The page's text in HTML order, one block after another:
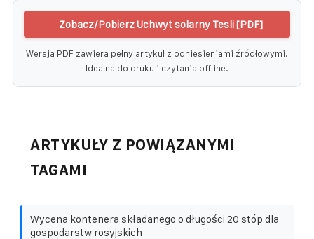
Zobacz/Pobierz Uchwyt solarny Tesli [PDF]
Wersja PDF zawiera pełny artykuł z odniesieniami źródłowymi.
Idealna do druku i czytania offline.
ARTYKUŁY Z POWIĄZANYMI
TAGAMI
Wycena kontenera składanego o długości 20 stóp dla
gospodarstw rosyjskich